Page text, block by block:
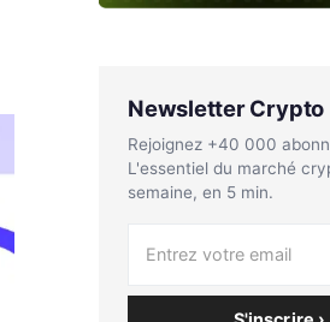
Newsletter Crypto
Rejoignez +40 000
L'essentiel du marché
semaine, en 5 min.